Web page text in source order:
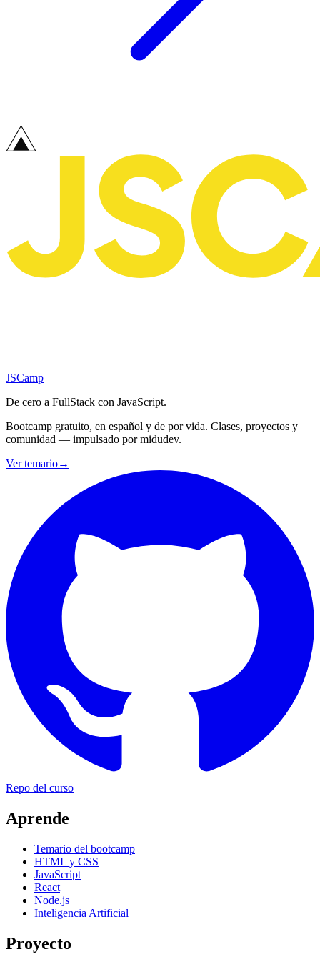
JSCamp
De cero a FullStack con JavaScript.
Bootcamp gratuito, en español y de por vida. Clases, proyectos y
comunidad — impulsado por midudev.
Ver temario→
Repo del curso
Aprende
Temario del bootcamp
HTML y CSS
JavaScript
React
Node.js
Inteligencia Artificial
Proyecto